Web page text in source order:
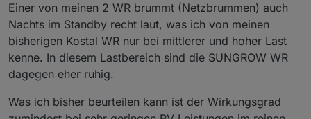
Einer von meinen 2 WR brummt (Netzbrummen) auch
Nachts im Standby recht laut, was ich von meinen
bisherigen Kostal WR nur bei mittlerer und hoher Last
kenne. In diesem Lastbereich sind die SUNGROW WR
dagegen eher ruhig.
Was ich bisher beurteilen kann ist der Wirkungsgrad